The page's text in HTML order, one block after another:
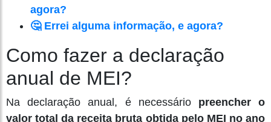
agora?
🤔 Errei alguma informação, e agora?
Como fazer a declaração
anual de MEI?
Na declaração anual, é necessáriopreencher o
valor total da receita bruta obtida pelo MEI no ano